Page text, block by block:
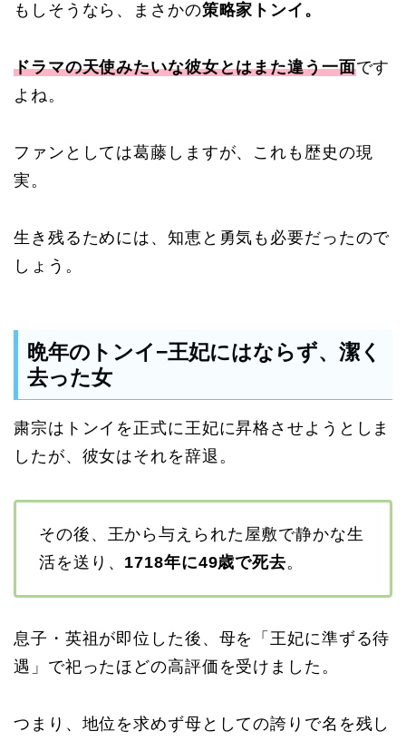
もしそうなら、まさかの策略家トンイ。
ドラマの天使みたいな彼女とはまた違う一面です
よね。
ファンとしては葛藤しますが、これも歴史の現
実。
生き残るためには、知恵と勇気も必要だったので
しょう。
晩年のトンイ−王妃にはならず、潔く
去った女
粛宗はトンイを正式に王妃に昇格させようとしま
したが、彼女はそれを辞退。
その後、王から与えられた屋敷で静かな生
活を送り、 1718年に49歳で死去。
息子・英祖が即位した後、母を「王妃に準ずる待
遇」で祀ったほどの高評価を受けました。
つまり、地位を求めず母としての誇りで名を残し